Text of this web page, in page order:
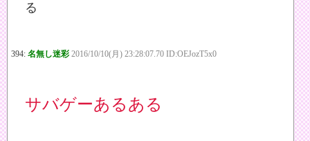
る
394: 名無し迷彩 2016/10/10(月) 23:28:07.70 ID:OEJozT5x0
サバゲーあるある